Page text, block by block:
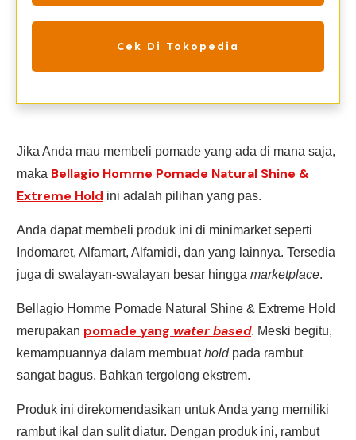
Cek Di Tokopedia
Jika Anda mau membeli pomade yang ada di mana saja,
maka Bellagio Homme Pomade Natural Shine &
Extreme Hold ini adalah pilihan yang pas.
Anda dapat membeli produk ini di minimarket seperti
Indomaret, Alfamart, Alfamidi, dan yang lainnya. Tersedia
juga di swalayan-swalayan besar hingga marketplace.
Bellagio Homme Pomade Natural Shine & Extreme Hold
merupakan pomade yang water based. Meski begitu,
kemampuannya dalam membuatholdpada rambut
sangat bagus. Bahkan tergolong ekstrem.
Produk ini direkomendasikan untuk Anda yang memiliki
rambut ikal dan sulit diatur. Dengan produk ini, rambut